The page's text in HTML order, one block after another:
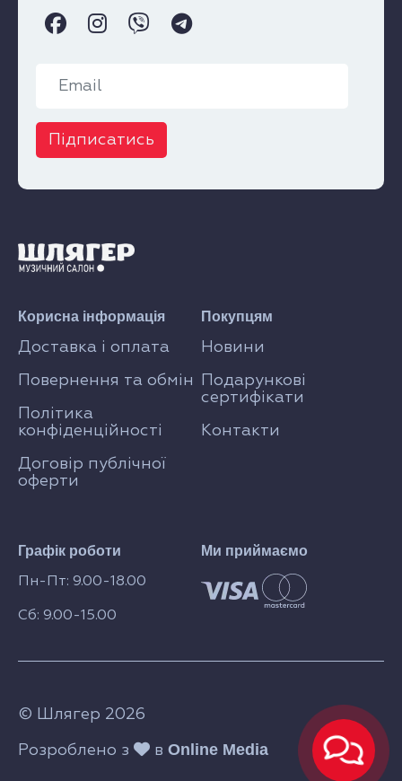
Підписатись
Графік роботи
Пн-Пт: 9.00-18.00
Сб: 9.00-15.00
Покупцям
Новини
Подарункові
сертифікати
Контакти
Корисна інформація
Доставка і оплата
Повернення та обмін
Політика
конфіденційності
Договір публічної
оферти
Ми приймаємо
© Шлягер 2026
Розроблено з вOnline Media